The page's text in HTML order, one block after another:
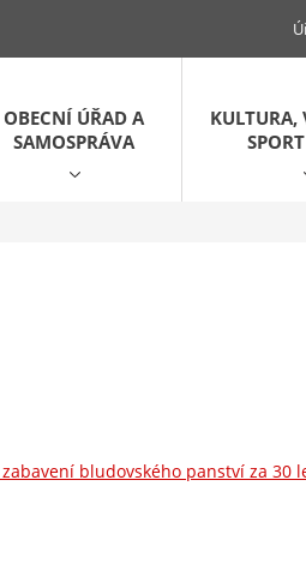
OBECNÍ ÚŘAD A
SAMOSPRÁVA
KULTURA,
bludovského panství za 30